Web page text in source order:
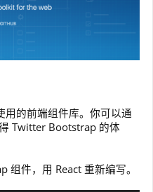
的前端组件库。你可以通
Twitter Bootstrap 的体
件，用 React 重新编写。